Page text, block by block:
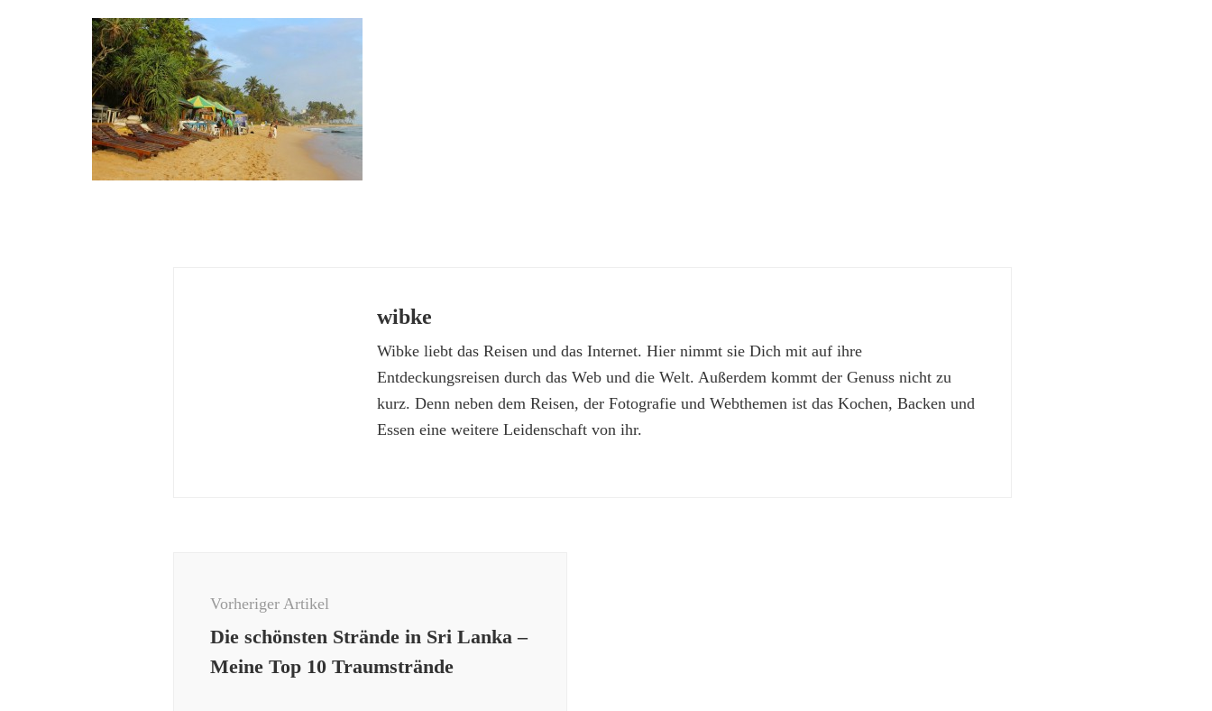
wibke
Wibke liebt das Reisen und das Internet. Hier nimmt sie Dich mit auf ihre
Entdeckungsreisen durch das Web und die Welt. Außerdem kommt der Genuss nicht zu
kurz. Denn neben dem Reisen, der Fotografie und Webthemen ist das Kochen, Backen und
Essen eine weitere Leidenschaft von ihr.
Vorheriger Artikel
Die schönsten Strände in Sri Lanka –
Meine Top 10 Traumstrände